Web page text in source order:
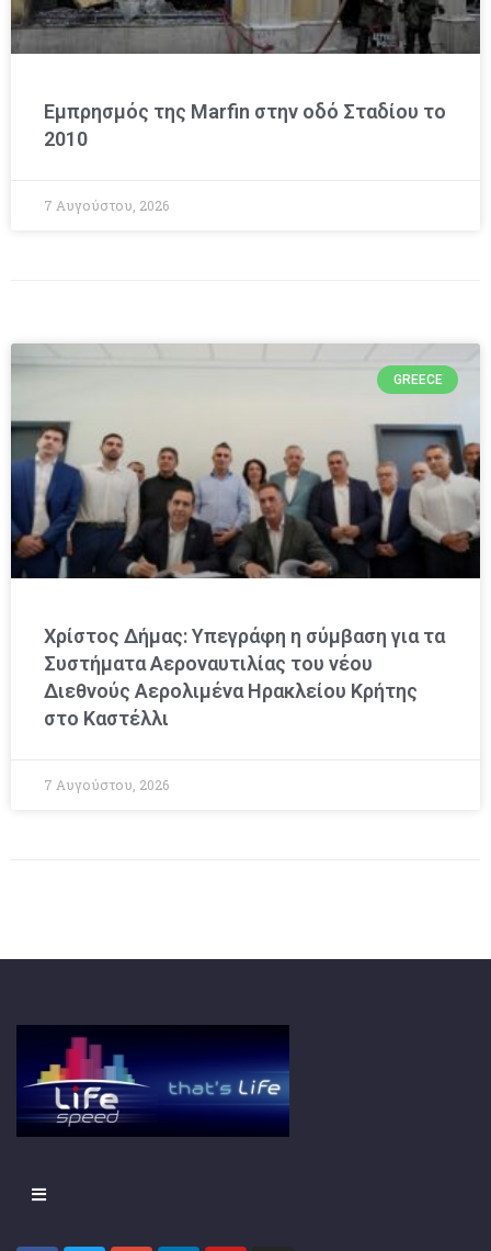
Εμπρησμός της Marfin στην οδό Σταδίου το
2010
7 Αυγούστου, 2026
GREECE
Χρίστος Δήμας: Υπεγράφη η σύμβαση για τα
Συστήματα Αεροναυτιλίας του νέου
Διεθνούς Αερολιμένα Ηρακλείου Κρήτης
στο Καστέλλι
7 Αυγούστου, 2026